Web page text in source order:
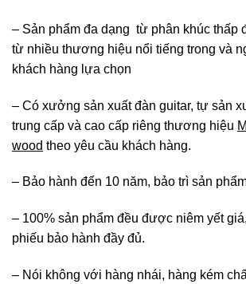
– Sản phẩm đa dạng từ phân khúc thấp
từ nhiều thương hiệu nổi tiếng trong và
khách hàng lựa chọn
– Có xưởng sản xuất đàn guitar, tự sản
trung cấp và cao cấp riêng thương hiệu
wood theo yêu cầu khách hàng.
– Bảo hành đến 10 năm, bảo trì sản
– 100% sản phẩm đều được niêm yết
phiếu bảo hành đầy đủ.
– Nói không với hàng nhái, hàng kém